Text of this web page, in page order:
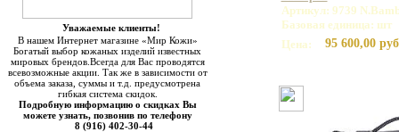
Уважаемые клиенты!
В нашем Интернет магазине «Мир Кожи»
Богатый выбор кожаных изделий известных
мировых брендов.Всегда для Вас проводятся
всевозможные акции. Так же в зависимости от
объема заказа, суммы и т.д. предусмотрена
гибкая система скидок.
Подробную информацию о скидках Вы
можете узнать, позвонив по телефону
8 (916) 402-30-44
Артикул: 9739
Базовая единица: шт
Цена:
95 600,00